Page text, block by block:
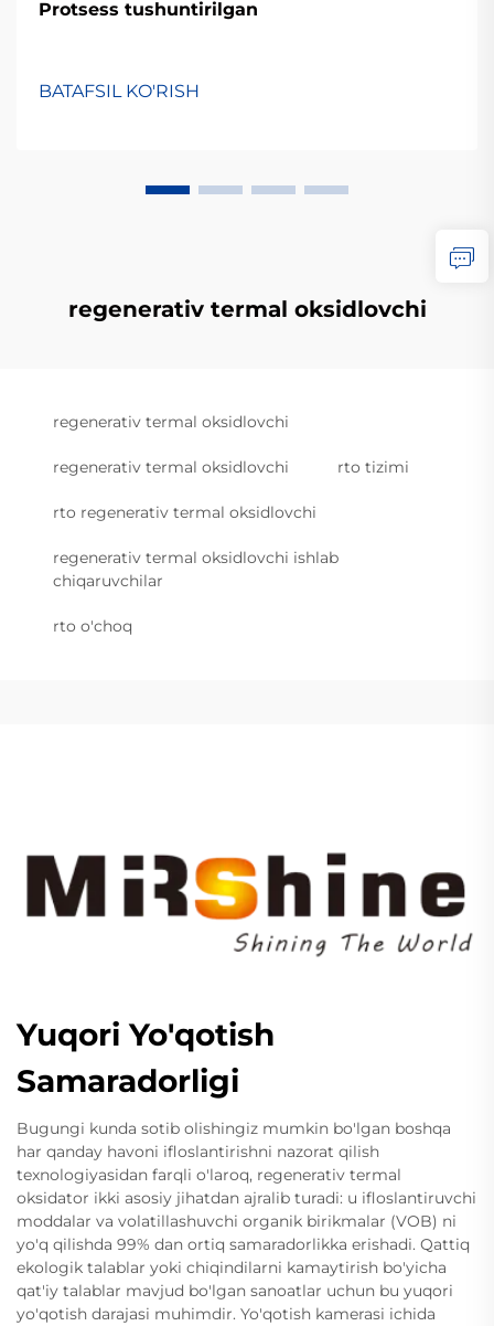
Protsess tushuntirilgan
BATAFSIL KO'RISH
regenerativ termal oksidlovchi
regenerativ termal oksidlovchi
regenerativ termal oksidlovchi rto tizimi
rto regenerativ termal oksidlovchi
regenerativ termal oksidlovchi ishlab
chiqaruvchilar
rto o'choq
Yuqori Yo'qotish
Samaradorligi
Bugungi kunda sotib olishingiz mumkin bo'lgan boshqa
har qanday havoni ifloslantirishni nazorat qilish
texnologiyasidan farqli o'laroq, regenerativ termal
oksidator ikki asosiy jihatdan ajralib turadi: u ifloslantiruvchi
moddalar va volatillashuvchi organik birikmalar (VOB) ni
yo'q qilishda 99% dan ortiq samaradorlikka erishadi. Qattiq
ekologik talablar yoki chiqindilarni kamaytirish bo'yicha
qat'iy talablar mavjud bo'lgan sanoatlar uchun bu yuqori
yo'qotish darajasi muhimdir. Yo'qotish kamerasi ichida